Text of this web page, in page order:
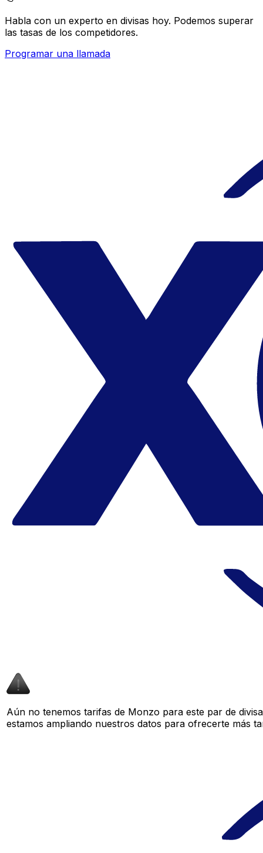
Habla con un experto en divisas hoy. Podemos superar
las tasas de los competidores.
Programar una llamada
Aún no tenemos tarifas de Monzo para este par de
estamos ampliando nuestros datos para ofrecerte más